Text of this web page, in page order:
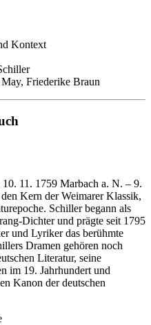
Kontext
Friederike Braun
11. 1759 Marbach a. N. – 9.
Kern der Weimarer Klassik,
Schiller begann als
Dichter und prägte seit 1795
und Lyriker das berühmte
Dramen gehören noch
Literatur, seine
im 19. Jahrhundert und
Kanon der deutschen